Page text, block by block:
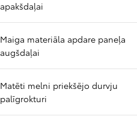
apakšdaļai
Maiga materiāla apdare paneļa
augšdaļai
Matēti melni priekšējo durvju
palīgrokturi